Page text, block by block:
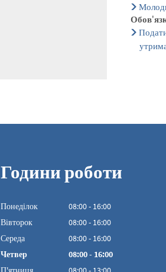
Години роботи
Понеділок 08:00- 16:00
З 08:00 до 16:00
Вівторок 08:00- 16:00
З 08:00 до 16:00
Середа 08:00- 16:00
З 08:00 до 16:00
Четвер 08:00- 16:00
З 08:00 до 16:00